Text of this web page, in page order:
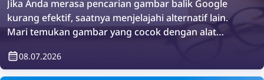
Jika Anda merasa pencarian gambar balik Google
kurang efektif, saatnya menjelajahi alternatif lain.
Mari temukan gambar yang cocok dengan alat
08.07.2026